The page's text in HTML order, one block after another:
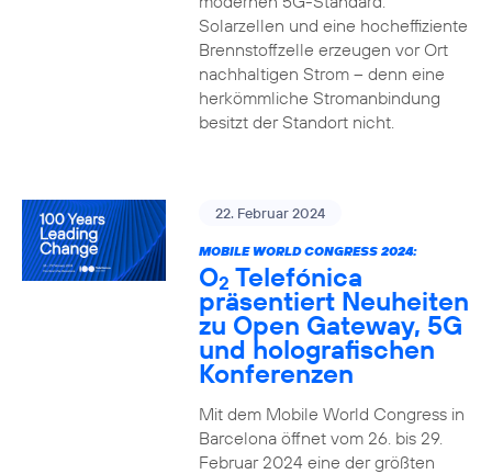
Solarzellen und eine hocheffiziente
Brennstoffzelle erzeugen vor Ort
nachhaltigen Strom – denn eine
herkömmliche Stromanbindung
besitzt der Standort nicht.
22. Februar 2024
MOBILE WORLD CONGRESS 2024:
O2 Telefónica
präsentiert Neuheiten
zu Open Gateway, 5G
und holografischen
Konferenzen
Mit dem Mobile World Congress in
Barcelona öffnet vom 26. bis 29.
Februar 2024 eine der größten